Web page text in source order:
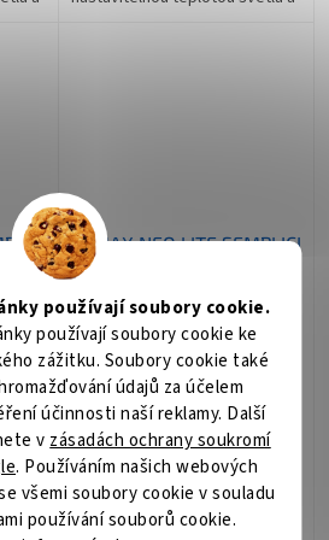
používají soubory cookie.
používají soubory cookie ke
zážitku. Soubory cookie také
údajů za účelem
účinnosti naší reklamy. Další
v zásadách ochrany soukromí
. Používáním našich webových
všemi soubory cookie v souladu
používání souborů cookie.
s
IMMAX NEO LITE SEMPLICI
SMART stropní svítidlo,
BEACON, 80cm, 96W,
6912lm, zlaté, Wi-Fi, TUYA
Není skladem
3 080 Kč/ ks
Do košíku
IMMAX NEO LITE SEMPLICI
SMART 80 cm zlaté; Elegantní
chytré stropní LED svítidlo s